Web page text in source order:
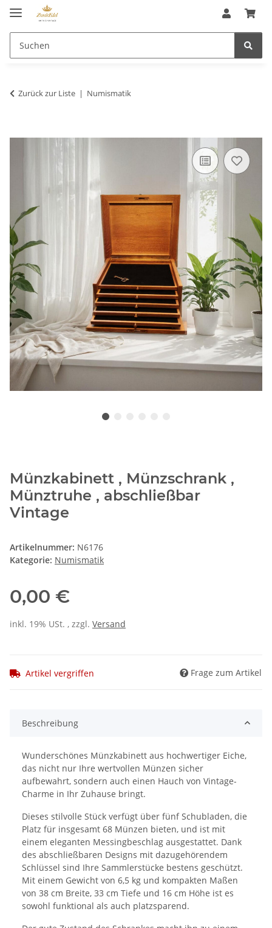
Zurück zur Liste Numismatik
Münzkabinett , Münzschrank ,
Münztruhe , abschließbar
Vintage
Artikelnummer: N6176
Kategorie: Numismatik
0,00 €
inkl. 19% USt. , zzgl. Versand
Artikel vergriffen Frage zum Artikel
Beschreibung
Wunderschönes Münzkabinett aus hochwertiger Eiche,
das nicht nur Ihre wertvollen Münzen sicher
aufbewahrt, sondern auch einen Hauch von Vintage-
Charme in Ihr Zuhause bringt.
Dieses stilvolle Stück verfügt über fünf Schubladen, die
Platz für insgesamt 68 Münzen bieten, und ist mit
einem eleganten Messingbeschlag ausgestattet. Dank
des abschließbaren Designs mit dazugehörendem
Schlüssel sind Ihre Sammlerstücke bestens geschützt.
Mit einem Gewicht von 6,5 kg und kompakten Maßen
von 38 cm Breite, 33 cm Tiefe und 16 cm Höhe ist es
sowohl funktional als auch platzsparend.